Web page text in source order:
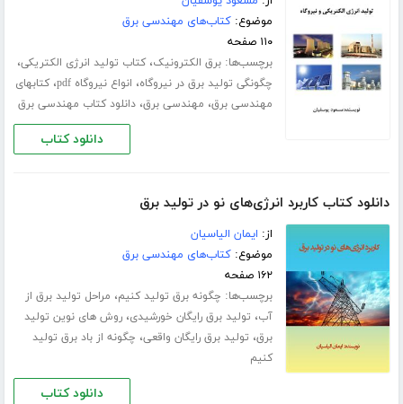
موضوع:کتاب‌های مهندسی برق
۱۱۰ صفحه
برچسب‌ها:برق الکترونیک،کتاب تولید انرژی الکتریکی،
چگونگی تولید برق در نیروگاه، انواع نیروگاه pdf ،کتابهای
مهندسی برق، مهندسی برق،دانلود کتاب مهندسی برق
دانلود کتاب
دانلود کتاب کاربرد انرژی‌های نو در تولید برق
از: ایمان الیاسیان
موضوع:کتاب‌های مهندسی برق
۱۶۲ صفحه
برچسب‌ها: چگونه برق تولید کنیم، مراحل تولید برق از
آب، تولید برق رایگان خورشیدی،روش های نوین تولید
برق، تولید برق رایگان واقعی، چگونه از باد برق تولید
کنیم
دانلود کتاب